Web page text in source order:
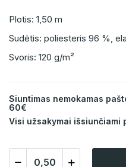
Plotis: 1,50 m
Sudėtis: poliesteris 96 %,
Svoris: 120 g/m²
Siuntimas nemokamas
60€
Visi užsakymai išsiunčiami